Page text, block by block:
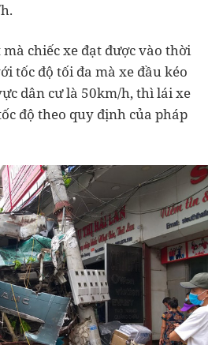
chiếc xe đạt được vào thời
tốc độ tối đa mà xe đầu kéo
dân cư là 50km/h, thì lái xe
độ theo quy định của pháp